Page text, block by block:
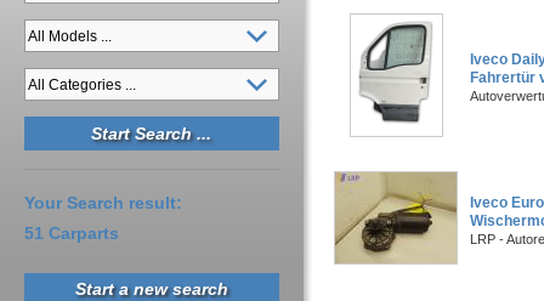
Iveco
Fahrertür
Iveco
LRP -
Your Search result:
51 Carparts
Start a new search